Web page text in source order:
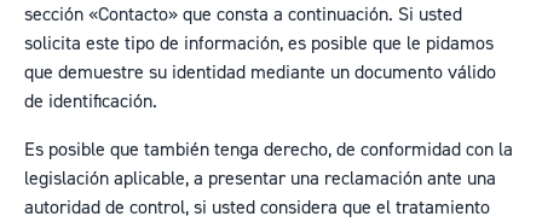
sección «Contacto» que consta a continuación. Si usted
solicita este tipo de información, es posible que le pidamos
que demuestre su identidad mediante un documento válido
de identificación.
Es posible que también tenga derecho, de conformidad con la
legislación aplicable, a presentar una reclamación ante una
autoridad de control, si usted considera que el tratamiento